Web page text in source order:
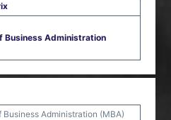
Business Administration
Business Administration (MBA)